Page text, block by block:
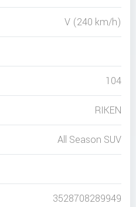
V (240 km/h)
104
RIKEN
All Season SUV
3528708289949